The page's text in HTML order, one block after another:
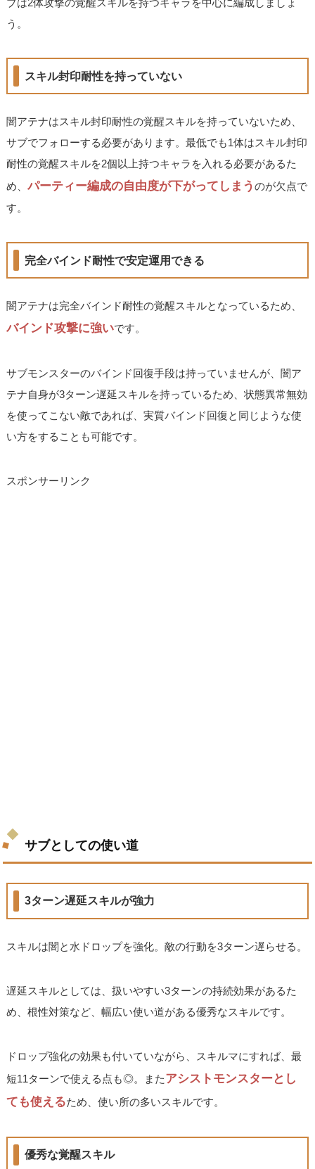
ブは2体攻撃の覚醒スキルを持つキャラを中心に編成しましょ
う。
スキル封印耐性を持っていない
闇アテナはスキル封印耐性の覚醒スキルを持っていないため、
サブでフォローする必要があります。最低でも1体はスキル封印
耐性の覚醒スキルを2個以上持つキャラを入れる必要があるた
め、パーティー編成の自由度が下がってしまうのが欠点で
す。
完全バインド耐性で安定運用できる
闇アテナは完全バインド耐性の覚醒スキルとなっているため、
バインド攻撃に強いです。
サブモンスターのバインド回復手段は持っていませんが、闇ア
テナ自身が3ターン遅延スキルを持っているため、状態異常無効
を使ってこない敵であれば、実質バインド回復と同じような使
い方をすることも可能です。
スポンサーリンク
サブとしての使い道
3ターン遅延スキルが強力
スキルは闇と水ドロップを強化。敵の行動を3ターン遅らせる。
遅延スキルとしては、扱いやすい3ターンの持続効果があるた
め、根性対策など、幅広い使い道がある優秀なスキルです。
ドロップ強化の効果も付いていながら、スキルマにすれば、最
短11ターンで使える点も◎。またアシストモンスターとし
ても使えるため、使い所の多いスキルです。
優秀な覚醒スキル